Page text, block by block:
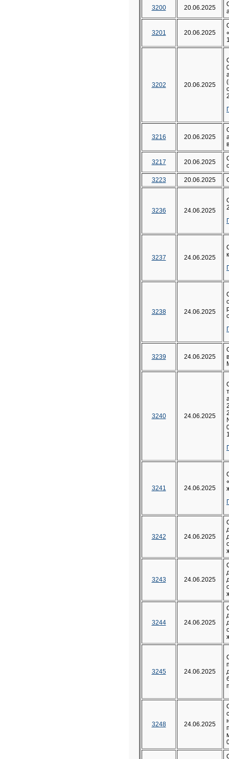
3200 20.06.2025
3201 20.06.2025
3202 20.06.2025
3216 20.06.2025
3217 20.06.2025
3223
20.06.2025
3236 24.06.2025
3237 24.06.2025
3238 24.06.2025
3239 24.06.2025
3240 24.06.2025
3241 24.06.2025
3242 24.06.2025
3243 24.06.2025
3244 24.06.2025
3245 24.06.2025
3248 24.06.2025